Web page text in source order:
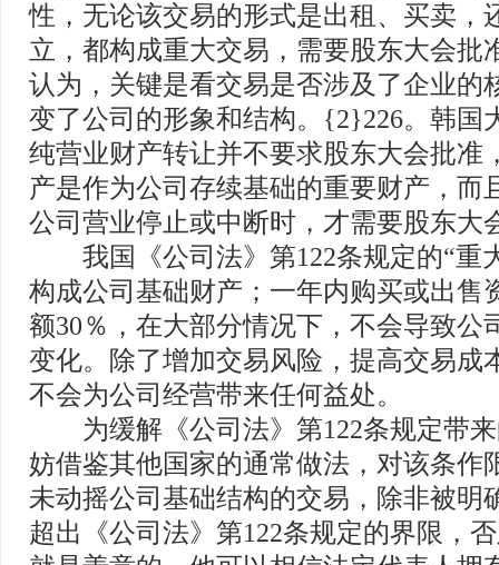
性，无论该交易的形式是出租、买卖，
立，都构成重大交易，需要股东大会批
认为，关键是看交易是否涉及了企业的
变了公司的形象和结构。{2}226。韩国
纯营业财产转让并不要求股东大会批准
产是作为公司存续基础的重要财产，而
公司营业停止或中断时，才需要股东大
我国《公司法》第122条规定的“重
构成公司基础财产；一年内购买或出售
额30％，在大部分情况下，不会导致公
变化。除了增加交易风险，提高交易成
不会为公司经营带来任何益处。
为缓解《公司法》第122条规定带来
妨借鉴其他国家的通常做法，对该条作
未动摇公司基础结构的交易，除非被明
超出《公司法》第122条规定的界限，